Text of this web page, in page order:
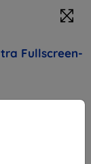
Fullscreen-